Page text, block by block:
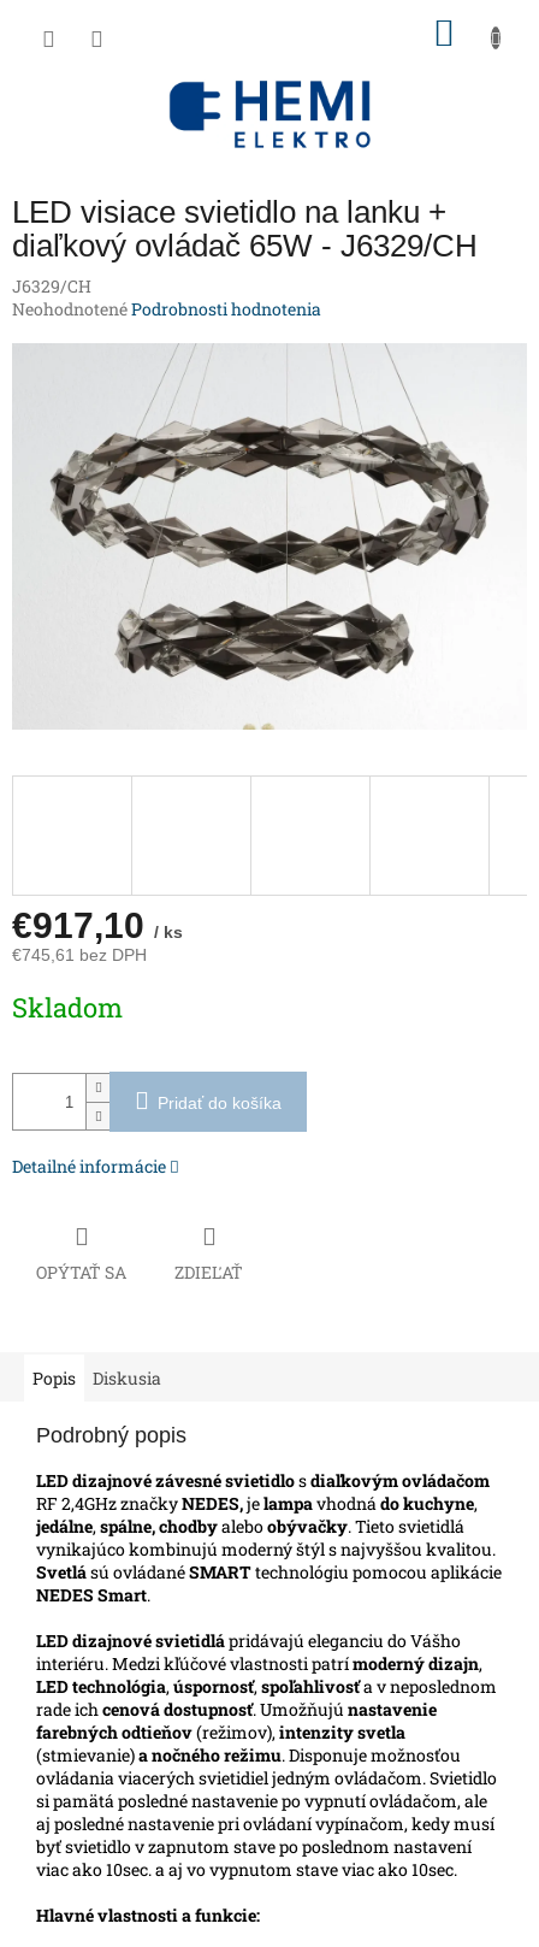
LED visiace svietidlo na lanku +
diaľkový ovládač 65W - J6329/CH
J6329/CH
Priemerné
hviezdičiek.
NeohodnotenéPodrobnosti hodnotenia
€917,10 / ks
€745,61 bez DPH
cena:
Skladom
Pridať do košíka
Detailné informácie
OPÝTAŤ SA ZDIEĽAŤ
Popis Diskusia
Podrobný popis
LED dizajnové závesné svietidlosdiaľkovým ovládačom
RF 2,4GHz značkyNEDES,jelampavhodnádo kuchyne,
jedálne,spálne, chodbyaleboobývačky. Tieto svietidlá
vynikajúco kombinujú moderný štýl s najvyššou kvalitou.
Svetlású ovládanéSMARTtechnológiu pomocou aplikácie
NEDES Smart.
LEDdizajnové svietidlápridávajú eleganciu do Vášho
interiéru. Medzi kľúčové vlastnosti patrímoderný dizajn,
LED technológia,úspornosť,spoľahlivosťa v neposlednom
rade ichcenová dostupnosť. Umožňujú nastavenie
farebných odtieňov(režimov),intenzity svetla
(stmievanie)a nočného režimu. Disponuje možnosťou
ovládania viacerých svietidiel jedným ovládačom. Svietidlo
si pamätá posledné nastavenie po vypnutí ovládačom, ale
aj posledné nastavenie pri ovládaní vypínačom, kedy musí
byť svietidlo v zapnutom stave po poslednom nastavení
viac ako 10sec. a aj vo vypnutom stave viac ako 10sec.
Hlavné vlastnosti a funkcie: